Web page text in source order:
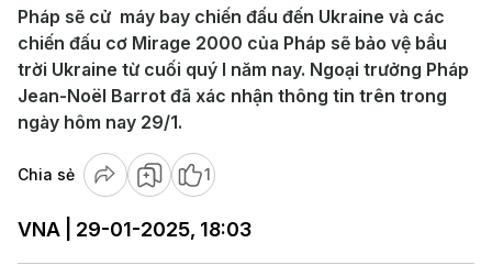
Pháp sẽ cử máy bay chiến đấu đến Ukraine và các
chiến đấu cơ Mirage 2000 của Pháp sẽ bảo vệ bầu
trời Ukraine từ cuối quý I năm nay. Ngoại trưởng Pháp
Jean-Noël Barrot đã xác nhận thông tin trên trong
ngày hôm nay 29/1.
Chia sẻ 1
VNA | 29-01-2025, 18:03